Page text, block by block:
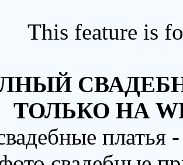
This feature is
ТОЛЬКО НА